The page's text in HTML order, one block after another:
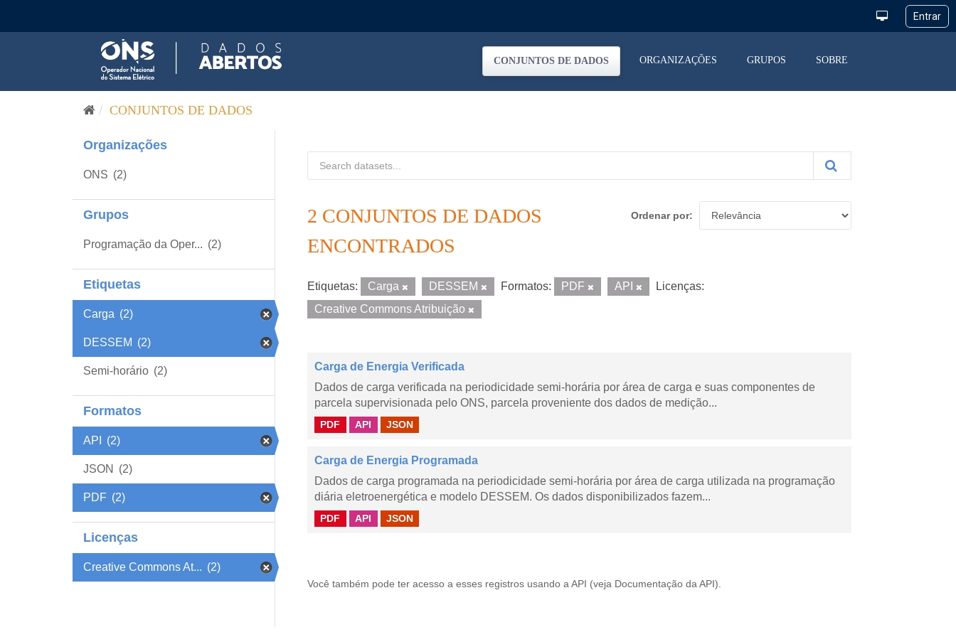
CONJUNTOS DE DADOS ORGANIZAÇÕES GRUPOS SOBRE
CONJUNTOS DE DADOS
Organizações
ONS (2)
Grupos
Programação da Oper... (2)
Etiquetas
Carga (2)
DESSEM (2)
Semi-horário (2)
Formatos
API (2)
JSON (2)
PDF (2)
Licenças
Creative Commons At... (2)
Ordenar por
2 CONJUNTOS DE DADOS
ENCONTRADOS
Etiquetas: Carga DESSEM Formatos: PDF API
Licenças:
Creative Commons Atribuição
Carga de Energia Verificada
Dados de carga verificada na periodicidade semi-horária por área de carga e suas componentes de
parcela supervisionada pelo ONS, parcela proveniente dos dados de medição...
PDF API JSON
Carga de Energia Programada
Dados de carga programada na periodicidade semi-horária por área de carga utilizada na programação
diária eletroenergética e modelo DESSEM. Os dados disponibilizados fazem...
PDF API JSON
Você também pode ter acesso a esses registros usando a API (veja Documentação da API ).